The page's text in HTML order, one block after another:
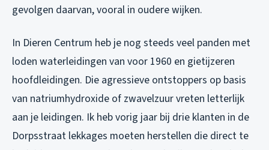
gevolgen daarvan, vooral in oudere wijken.
In Dieren Centrum heb je nog steeds veel panden met
loden waterleidingen van voor 1960 en gietijzeren
hoofdleidingen. Die agressieve ontstoppers op basis
van natriumhydroxide of zwavelzuur vreten letterlijk
aan je leidingen. Ik heb vorig jaar bij drie klanten in de
Dorpsstraat lekkages moeten herstellen die direct te